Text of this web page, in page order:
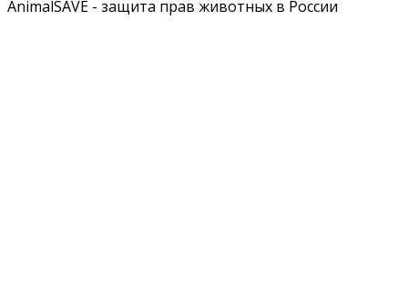
AnimalSAVE - защита прав животных в России